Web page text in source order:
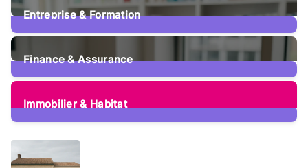
Entreprise & Formation
107Posts
Finance & Assurance
73Posts
Immobilier & Habitat